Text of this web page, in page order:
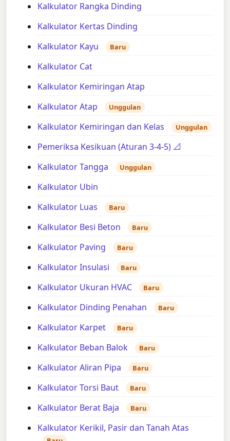
Kalkulator Rangka Dinding
Kalkulator Kertas Dinding
Kalkulator Kayu
Baru
Kalkulator Cat
Kalkulator Kemiringan Atap
Kalkulator Atap
Unggulan
Kalkulator Kemiringan dan Kelas Unggulan
Pemeriksa Kesikuan (Aturan 3-4-5) 📐
Kalkulator Tangga
Unggulan
Kalkulator Ubin
Kalkulator Luas
Baru
Kalkulator Besi Beton Baru
Kalkulator Paving Baru
Kalkulator Insulasi Baru
Kalkulator Ukuran HVAC Baru
Kalkulator Dinding Penahan Baru
Kalkulator Karpet Baru
Kalkulator Beban Balok Baru
Kalkulator Aliran Pipa Baru
Kalkulator Torsi Baut Baru
Kalkulator Berat Baja Baru
Kalkulator Kerikil, Pasir dan Tanah Atas